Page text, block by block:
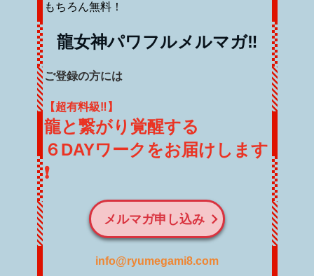
もちろん無料！
龍女神パワフルメルマガ‼️
ご登録の方には
【超有料級‼️】
龍と繋がり覚醒する
６DAYワークをお届けします
❗️
メルマガ申し込み
info@ryumegami8.com